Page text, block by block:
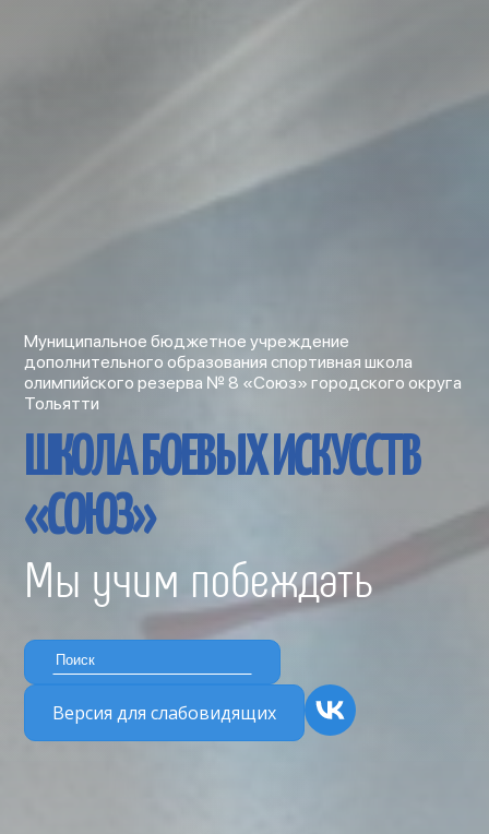
Муниципальное бюджетное учреждение
дополнительного образования спортивная школа
олимпийского резерва № 8 «Союз» городского округа
Тольятти
ШКОЛА БОЕВЫХ ИСКУССТВ
«СОЮЗ»
Мы учим побеждать
Версия для слабовидящих